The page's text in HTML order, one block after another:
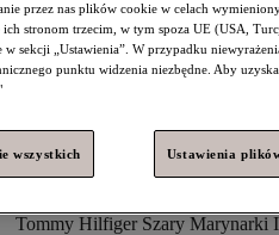
Brązowy Buty Na Płaskim Obcasie
Tommy Hilfiger Szary Marynarki
przez nas plików cookie w celach
ich stronom trzecim, w tym spoza UE (USA,
sekcji „Ustawienia”. W przypadku
punktu widzenia niezbędne. Aby
wszystkich Ustawienia